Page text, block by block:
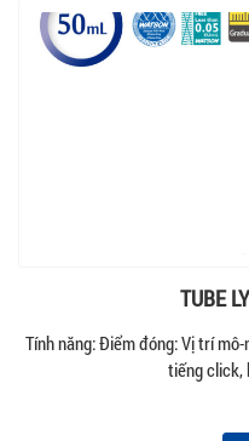
TUBE
Tính năng: Điểm đóng: Vị trí
tiếng click,